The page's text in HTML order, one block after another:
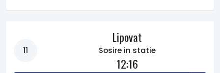
11
Lipovat
Sosire in statie
12:16